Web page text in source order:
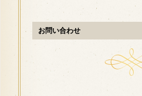
お問い合わせ